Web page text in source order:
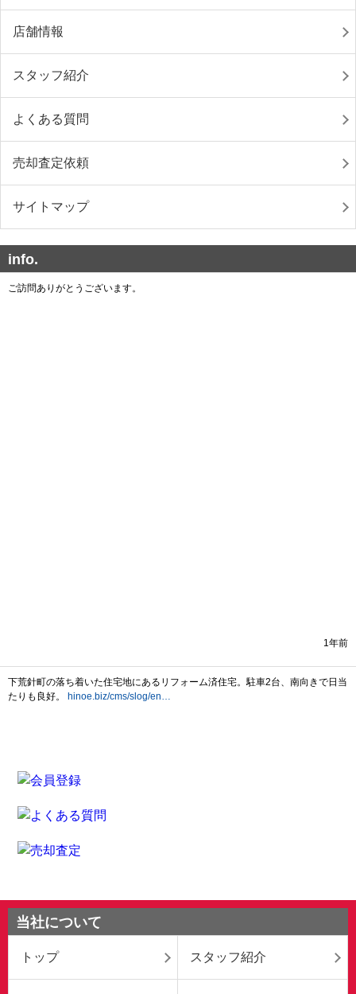
店舗情報
スタッフ紹介
よくある質問
売却査定依頼
サイトマップ
info.
当社について
トップ スタッフ紹介